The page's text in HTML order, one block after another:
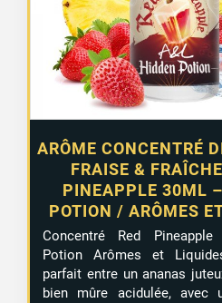
ARÔME CONCENTRÉ
FRAISE &
PINEAPPLE 30ML
POTION / ARÔMES
Concentré Red
Potion Arômes et
parfait entre un ananas
bien mûre acidulée, avec